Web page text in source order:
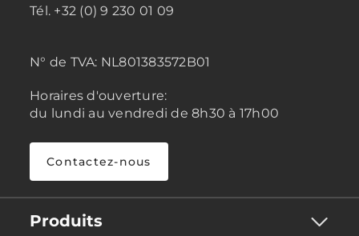
Tél. +32 (0) 9 230 01 09
N° de TVA: NL801383572B01
Horaires d'ouverture:
du lundi au vendredi de 8h30 à 17h00
Contactez-nous
Produits